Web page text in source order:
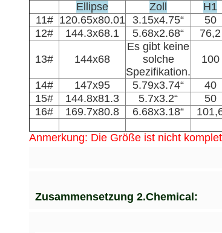
Ellipse
Zoll H1
11# 120.65x80.01 3.15x4.75“ 50
12#
144.3x68.1 5.68x2.68“ 76,2
13# 144x68
Es gibt keine
solche
Spezifikation.
100
14# 147x95 5.79x3.74“ 40
15#
144.8x81.3 5.7x3.2“ 50
16#
169.7x80.8 6.68x3.18“
Anmerkung: Die Größe ist nicht
Zusammensetzung 2.Chemical: